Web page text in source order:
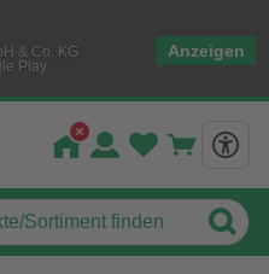
& Co. KG
Play
Anzeigen